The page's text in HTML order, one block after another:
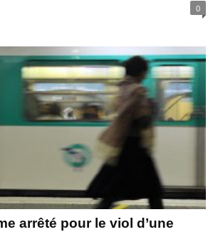
0
arrêté pour le viol d’une